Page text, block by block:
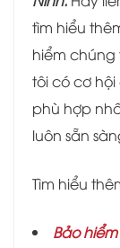
tìm hiểu
hiểm
tôi có cơ
phù hợp
luôn sẵn
Tìm hiểu
Bảo